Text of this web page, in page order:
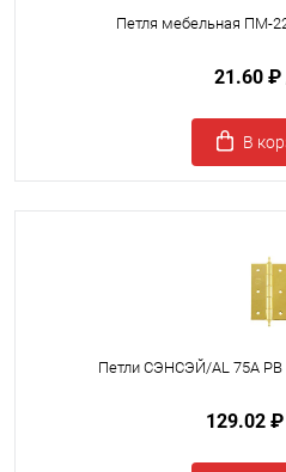
Петля мебельная ПМ-
21.60 ₽
В
Петли СЭНСЭЙ/AL 75A PB
129.02 ₽